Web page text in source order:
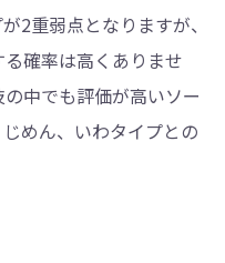
2重弱点となりますが、
確率は高くありませ
中でも評価が高いソー
めん、いわタイプとの